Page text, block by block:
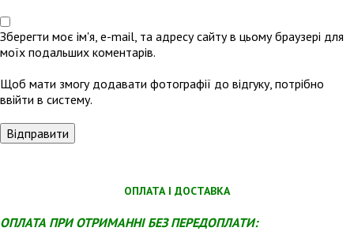
Зберегти моє ім'я, e-mail, та адресу сайту в цьому браузері для
моїх подальших коментарів.
Щоб мати змогу додавати фотографії до відгуку, потрібно
ввійти в систему.
ОПЛАТА І ДОСТАВКА
ОПЛАТА ПРИ ОТРИМАННІ БЕЗ ПЕРЕДОПЛАТИ: